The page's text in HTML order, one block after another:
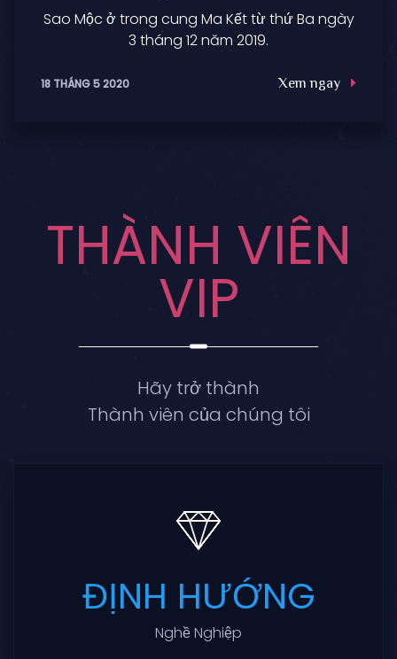
Sao Mộc ở trong cung Ma Kết từ thứ Ba ngày
3 tháng 12 năm 2019.
18 THÁNG 5 2020 Xem ngay
THÀNH VIÊN
VIP
Hãy trở thành
Thành viên của chúng tôi
ĐỊNH HƯỚNG
Nghề Nghiệp